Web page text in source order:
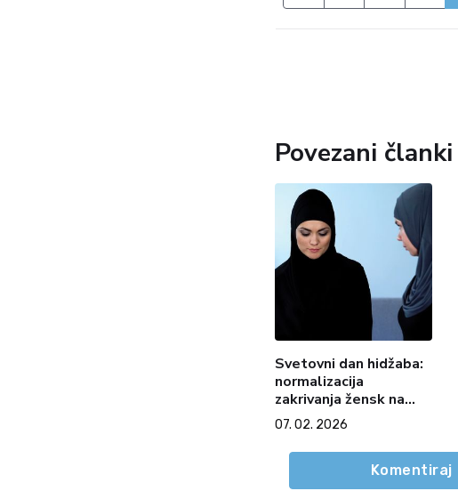
Povezani članki
Svetovni dan hidžaba:
normalizacija
zakrivanja žensk na
Zahodu in iranska
izkušnja
07. 02. 2026
Komentiraj